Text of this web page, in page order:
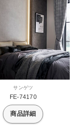
サンゲツ
FE-74170
商品詳細